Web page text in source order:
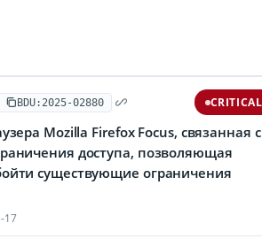
BDU:2025-02880 CRITICAL
Mozilla Firefox Focus, связанная с
доступа, позволяющая
существующие ограничения
17